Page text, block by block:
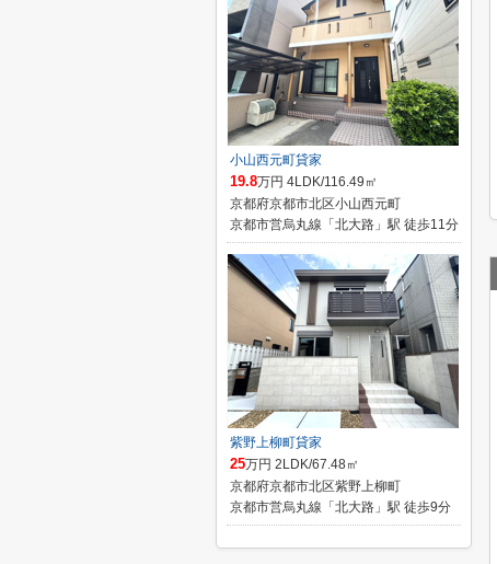
小山西元町貸家
19.8万円 4LDK/116.49㎡
京都府京都市北区小山西元町
京都市営烏丸線「北大路」駅 徒歩11分
紫野上柳町貸家
25万円 2LDK/67.48㎡
京都府京都市北区紫野上柳町
京都市営烏丸線「北大路」駅 徒歩9分